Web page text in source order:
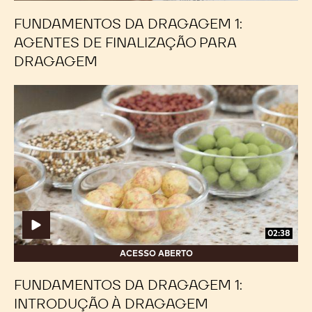
FUNDAMENTOS DA DRAGAGEM 1:
AGENTES DE FINALIZAÇÃO PARA
DRAGAGEM
02:38
Dragagem
1:
Introdução
à
Dragagem
ACESSO ABERTO
FUNDAMENTOS DA DRAGAGEM 1:
INTRODUÇÃO À DRAGAGEM
Dragagem
1:
Introdução
à
Dragagem